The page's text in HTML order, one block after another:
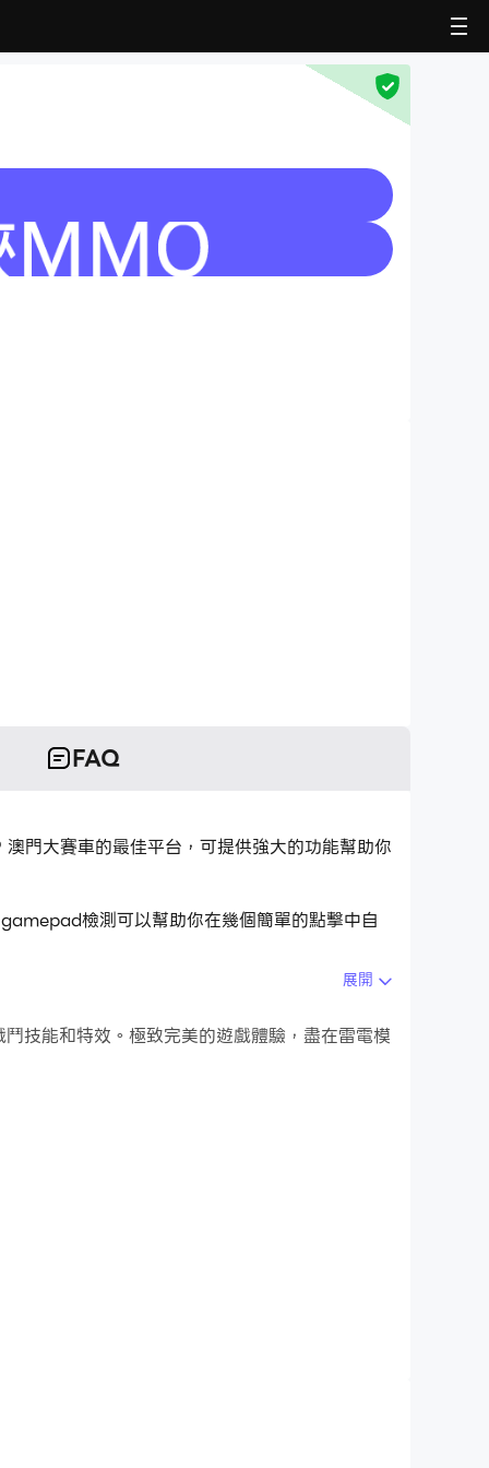
FAQ
大賽車的最佳平台，可提供強大的功能幫助你
檢測可以幫助你在幾個簡單的點擊中自
在就開始在電腦上下載和玩Macau GP 澳門大賽
展開
技能和特效。極致完美的遊戲體驗，盡在雷電模